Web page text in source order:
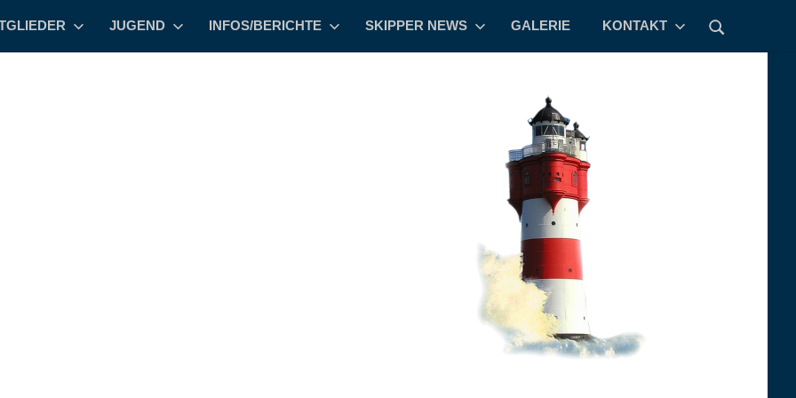
JUGEND INFOS/BERICHTE SKIPPER NEWS GALERIE KONTAKT